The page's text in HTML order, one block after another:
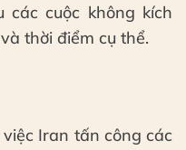
cuộc không kích
thời điểm cụ thể.
Iran tấn công các